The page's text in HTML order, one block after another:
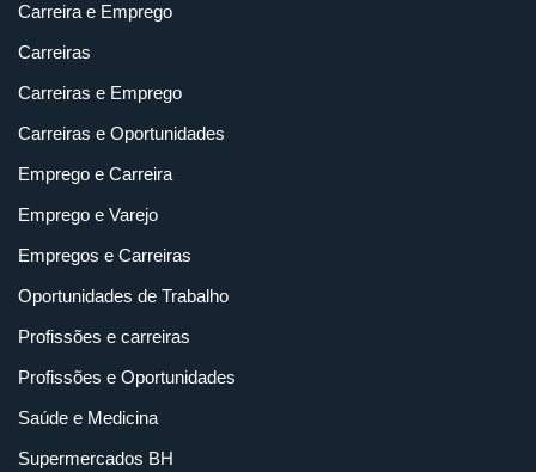
Carreira e Emprego
Carreiras
Carreiras e Emprego
Carreiras e Oportunidades
Emprego e Carreira
Emprego e Varejo
Empregos e Carreiras
Oportunidades de Trabalho
Profissões e carreiras
Profissões e Oportunidades
Saúde e Medicina
Supermercados BH